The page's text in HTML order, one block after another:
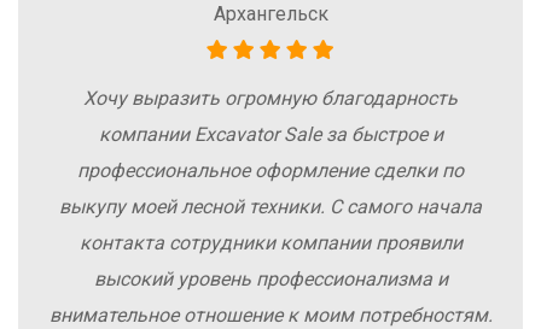
Архангельск
Хочу выразить огромную благодарность
компании Excavator Sale за быстрое и
профессиональное оформление сделки по
выкупу моей лесной техники. С самого начала
контакта сотрудники компании проявили
высокий уровень профессионализма и
внимательное отношение к моим потребностям.